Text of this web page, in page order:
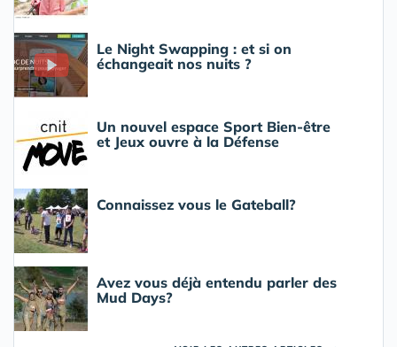
Le Night Swapping : et si on
échangeait nos nuits ?
Un nouvel espace Sport Bien-être
et Jeux ouvre à la Défense
Connaissez vous le Gateball?
Avez vous déjà entendu parler des
Mud Days?